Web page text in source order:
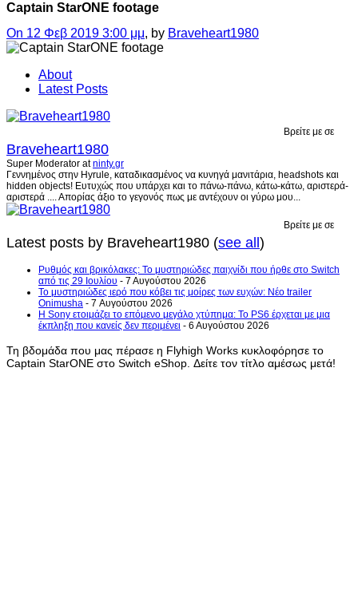
Captain StarONE footage
On 12 Φεβ 2019 3:00 μμ, by Braveheart1980
About
Latest Posts
Βρείτε με σε
Braveheart1980
Super Moderator atninty.gr
Γεννημένος στην Hyrule, καταδικασμένος να κυνηγά μανιτάρια, headshots και
hidden objects! Ευτυχώς που υπάρχει και το πάνω-πάνω, κάτω-κάτω, αριστερά-
αριστερά .... Απορίας άξιο το γεγονός πως με αντέχουν οι γύρω μου...
Βρείτε με σε
Latest posts by Braveheart1980 (see all)
Ρυθμός και βρικόλακες: Το μυστηριώδες παιχνίδι που ήρθε στο Switch
από τις 29 Ιουλίου - 7 Αυγούστου 2026
Το μυστηριώδες ιερό που κόβει τις μοίρες των ευχών: Νέο trailer
Onimusha - 7 Αυγούστου 2026
Η Sony ετοιμάζει το επόμενο μεγάλο χτύπημα: Το PS6 έρχεται με μια
έκπληξη που κανείς δεν περιμένει - 6 Αυγούστου 2026
Τη βδομάδα που μας πέρασε η Flyhigh Works κυκλοφόρησε το
Captain StarONE στο Switch eShop. Δείτε τον τίτλο αμέσως μετά!